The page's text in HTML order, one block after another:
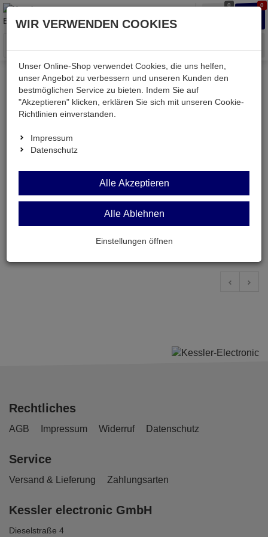
0 0
Menü
Kessler electronic passiv
passiv
Es wurden keine Artikel gefunden
Rechtliches
AGB Impressum Widerruf Datenschutz
Service
Versand & Lieferung Zahlungsarten
Kessler electronic GmbH
Dieselstraße 4
WIR VERWENDEN COOKIES
Unser Online-Shop verwendet Cookies, die uns helfen,
unser Angebot zu verbessern und unseren Kunden den
bestmöglichen Service zu bieten. Indem Sie auf
"Akzeptieren" klicken, erklären Sie sich mit unseren Cookie-
Richtlinien einverstanden.
Impressum
Datenschutz
Alle Akzeptieren
Alle Ablehnen
Einstellungen öffnen